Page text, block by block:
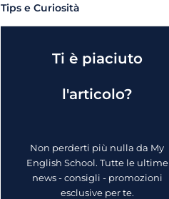
Tips e Curiosità
Ti è piaciuto
l'articolo?
Non perderti più nulla da My
English School. Tutte le ultime
news - consigli - promozioni
esclusive per te.